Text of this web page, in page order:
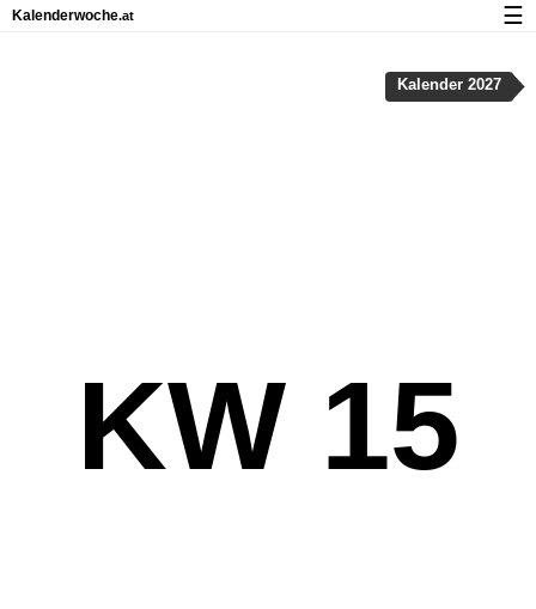
KW 15
Kalender 2027
Kalenderwoche.at ☰